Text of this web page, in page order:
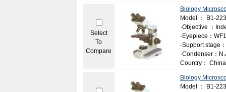
Select
To
Compare
Biology
Model ： B1-
·Objective ：
·Eyepiece：
·Support stage
·Condenser：
Country： China
Biology
Model ： B1-